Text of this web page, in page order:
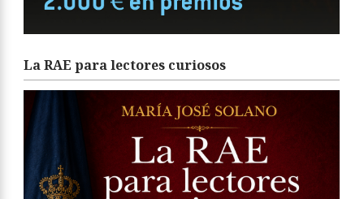
La RAE para lectores curiosos